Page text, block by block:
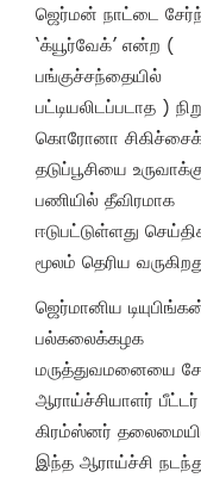
ஜெர்மன் நாட்டை
‘க்யூர்வேக்’ என்ற (
பங்குச்சந்தையில்
பட்டியலிடப்படாத )
கொரோனா
தடுப்பூசியை
பணியில் தீவிரமாக
ஈடுபட்டுள்ளது
மூலம் தெரிய
ஜெர்மானிய
பல்கலைக்கழக
மருத்துவமனையை
ஆராய்ச்சியாளர் பீட்டர்
கிரம்ஸ்னர்
இந்த ஆராய்ச்சி